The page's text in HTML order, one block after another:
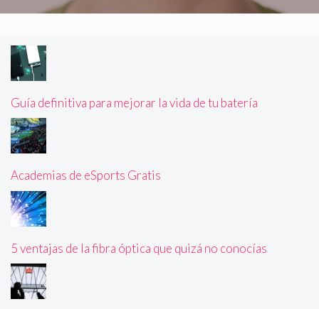
Guía definitiva para mejorar la vida de tu batería
Academias de eSports Gratis
5 ventajas de la fibra óptica que quizá no conocías